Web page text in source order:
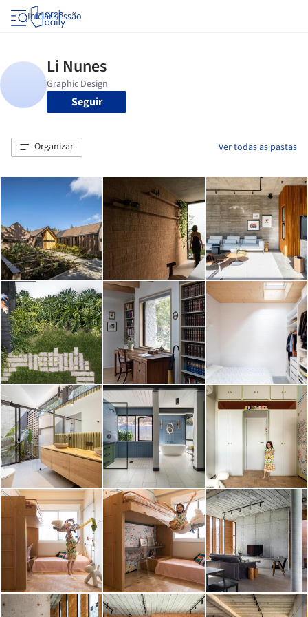
Iniciar sessão
Seguir
Organizar Ver todas as pastas